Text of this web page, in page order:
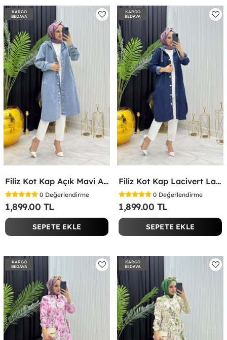
KARGO
BEDAVA
Filiz Kot Kap Açık Mavi Açık Mavi
0 Değerlendirme
1,899.00 TL
SEPETE EKLE
KARGO
BEDAVA
Filiz Kot Kap Lacivert Lacivert
0 Değerlendirme
1,899.00 TL
SEPETE EKLE
KARGO
BEDAVA
KARGO
BEDAVA